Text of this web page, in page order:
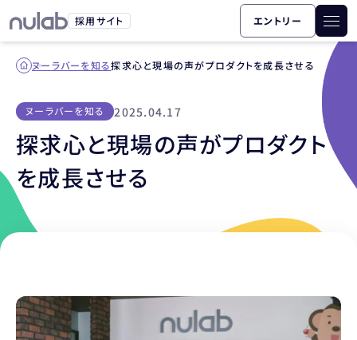
採用サイト エントリー
ヌーラバーを知る探求心と現場の声がプロダクトを成長させる
ヌーラバーを知る 2025.04.17
探求心と現場の声がプロダクト
を成長させる